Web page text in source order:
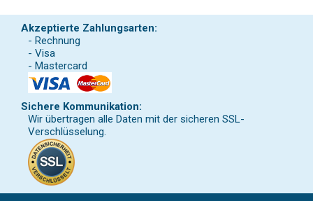
Akzeptierte Zahlungsarten:
- Rechnung
- Visa
- Mastercard
Sichere Kommunikation:
Wir übertragen alle Daten mit der sicheren SSL-
Verschlüsselung.